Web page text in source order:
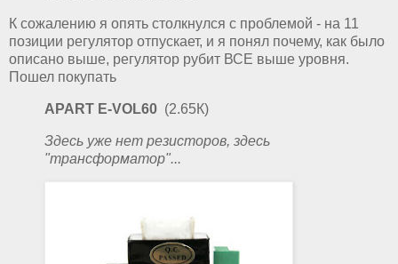
К сожалению я опять столкнулся с проблемой - на 11
позиции регулятор отпускает, и я понял почему, как было
описано выше, регулятор рубит ВСЕ выше уровня.
Пошел покупать
APART E-VOL60 (2.65К)
Здесь уже нет резисторов, здесь
"трансформатор"...